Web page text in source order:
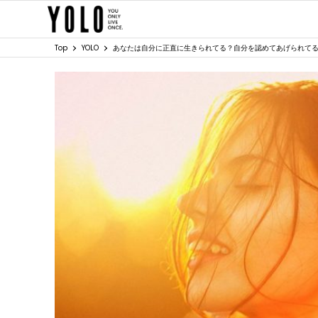
Top YOLO あなたは自分に正直に生きられてる？自分を認めてあげられて